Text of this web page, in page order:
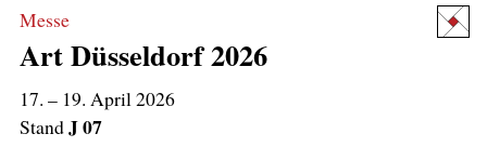
Messe
Art Düsseldorf 2026
17. – 19. April 2026
StandJ 07